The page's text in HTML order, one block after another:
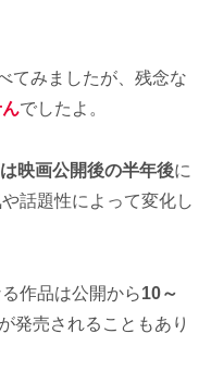
てみましたが、残念な
でしたよ。
映画公開後の半年後に
話題性によって変化し
作品は公開から10～
発売されることもあり